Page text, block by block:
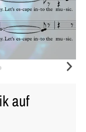
auf